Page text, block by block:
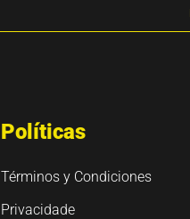
Políticas
Términos y Condiciones
Privacidade